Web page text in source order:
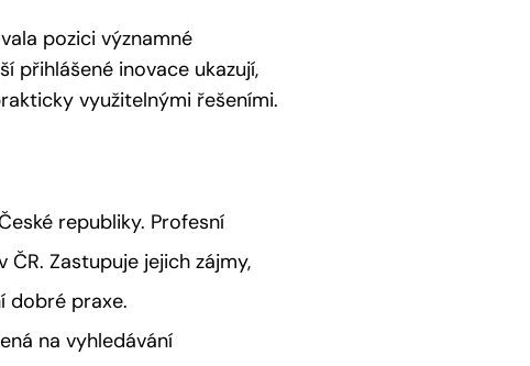
pozici významné
přihlášené inovace ukazují,
využitelnými řešeními.
republiky. Profesní
Zastupuje jejich zájmy,
dobré praxe.
na vyhledávání